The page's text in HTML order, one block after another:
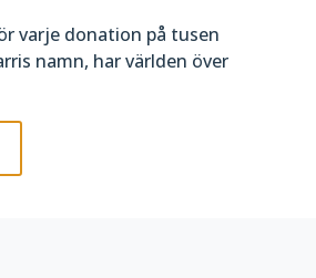
varje donation på tusen
namn, har världen över